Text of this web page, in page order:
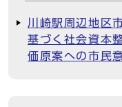
川崎駅周辺地区
基づく社会資本
価原案への市民